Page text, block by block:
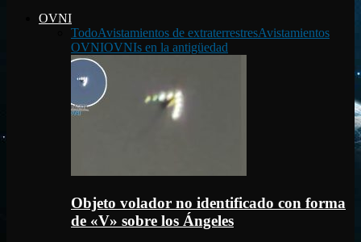
OVNI
TodoAvistamientos de extraterrestresAvistamientos
OVNIOVNIs en la antigüedad
Objeto volador no identificado con forma
de «V» sobre los Ángeles